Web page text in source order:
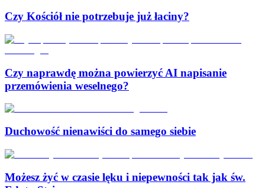
Czy Kościół nie potrzebuje już łaciny?
Czy naprawdę można powierzyć AI napisanie
przemówienia weselnego?
Duchowość nienawiści do samego siebie
Możesz żyć w czasie lęku i niepewności tak jak św.